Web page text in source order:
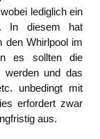
lediglich ein
In diesem hat
den Whirlpool im
es sollten die
werden und das
unbedingt mit
erfordert zwar
aus.